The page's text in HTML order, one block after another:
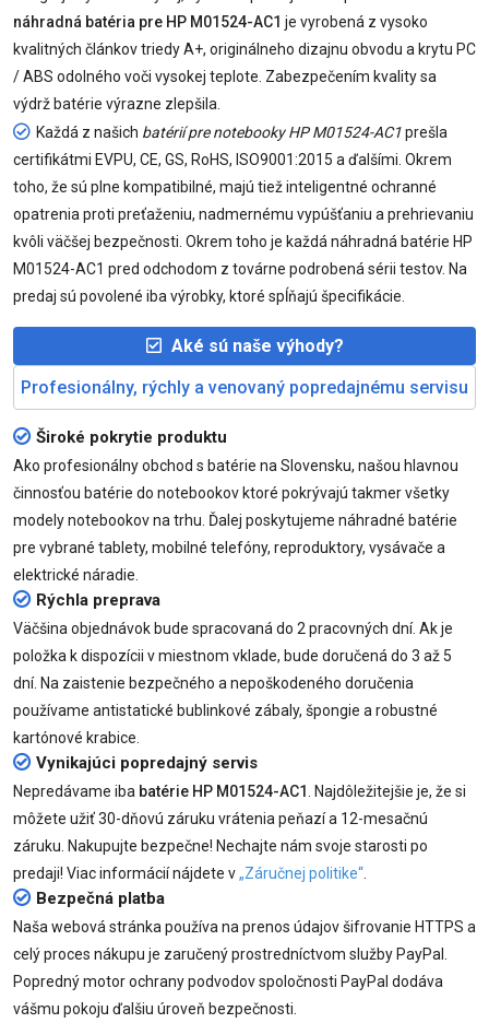
náhradná batéria pre HP M01524-AC1 je vyrobená z vysoko
kvalitných článkov triedy A+, originálneho dizajnu obvodu a krytu PC
/ ABS odolného voči vysokej teplote. Zabezpečením kvality sa
výdrž batérie výrazne zlepšila.
Každá z našich batérií pre notebooky HP M01524-AC1prešla
certifikátmi EVPU, CE, GS, RoHS, ISO9001:2015 a ďalšími. Okrem
toho, že sú plne kompatibilné, majú tiež inteligentné ochranné
opatrenia proti preťaženiu, nadmernému vypúšťaniu a prehrievaniu
kvôli väčšej bezpečnosti. Okrem toho je každá náhradná batérie HP
M01524-AC1 pred odchodom z továrne podrobená sérii testov. Na
predaj sú povolené iba výrobky, ktoré spĺňajú špecifikácie.
Aké sú naše výhody?
Profesionálny, rýchly a venovaný popredajnému servisu
Široké pokrytie produktu
Ako profesionálny obchod s batérie na Slovensku, našou hlavnou
činnosťou batérie do notebookov ktoré pokrývajú takmer všetky
modely notebookov na trhu. Ďalej poskytujeme náhradné batérie
pre vybrané tablety, mobilné telefóny, reproduktory, vysávače a
elektrické náradie.
Rýchla preprava
Väčšina objednávok bude spracovaná do 2 pracovných dní. Ak je
položka k dispozícii v miestnom vklade, bude doručená do 3 až 5
dní. Na zaistenie bezpečného a nepoškodeného doručenia
používame antistatické bublinkové zábaly, špongie a robustné
kartónové krabice.
Vynikajúci popredajný servis
Nepredávame iba batérie HP M01524-AC1
. Najdôležitejšie je, že si
môžete užiť 30-dňovú záruku vrátenia peňazí a 12-mesačnú
záruku. Nakupujte bezpečne! Nechajte nám svoje starosti po
predaji! Viac informácií nájdete v„Záručnej politike“
Bezpečná platba
Naša webová stránka používa na prenos údajov šifrovanie HTTPS a
celý proces nákupu je zaručený prostredníctvom služby PayPal.
Popredný motor ochrany podvodov spoločnosti PayPal dodáva
vášmu pokoju ďalšiu úroveň bezpečnosti.